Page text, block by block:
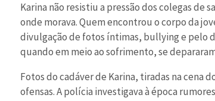
Karina não resistiu a pressão dos colegas de
onde morava. Quem encontrou o corpo da
divulgação de fotos íntimas, bullying e pelo
quando em meio ao sofrimento, se
Fotos do cadáver de Karina, tiradas na cena
ofensas. A polícia investigava à época